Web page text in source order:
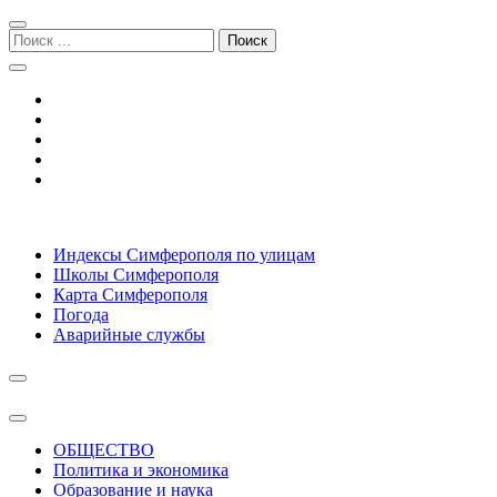
Перейти
к
навигации
Перейти
к
содержимому
Поиск:
Симферополь городской сайт
Индексы Симферополя по улицам
Школы Симферополя
Карта Симферополя
Погода
Аварийные службы
ОБЩЕСТВО
Политика и экономика
Образование и наука